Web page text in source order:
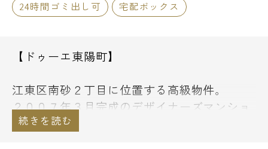
24時間ゴミ出し可
宅配ボックス
【ドゥーエ東陽町】
江東区南砂２丁目に位置する高級物件。
２００７年３月完成のデザイナーズマンショ
ン。